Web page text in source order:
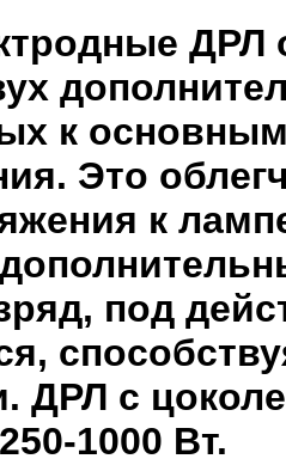
ДРЛ
к
Это
к
под
ДРЛ с
1000 Вт.